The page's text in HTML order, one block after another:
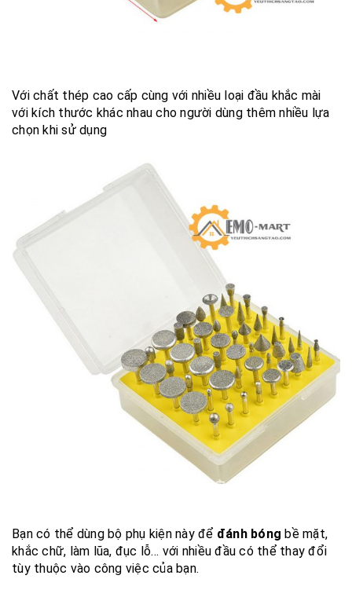
Với chất thép cao cấp cùng với nhiều loại đầu khắc mài
với kích thước khác nhau cho người dùng thêm nhiều lựa
chọn khi sử dụng
Bạn có thể dùng bộ phụ kiện này để đánh bóng bề mặt,
khắc chữ, làm lũa, đục lỗ… với nhiều đầu có thể thay đổi
tùy thuộc vào công việc của bạn.